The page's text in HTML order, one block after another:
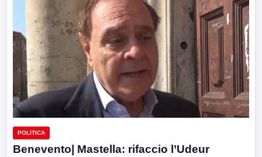
POLITICA
Benevento| Mastella: rifaccio l’Udeur